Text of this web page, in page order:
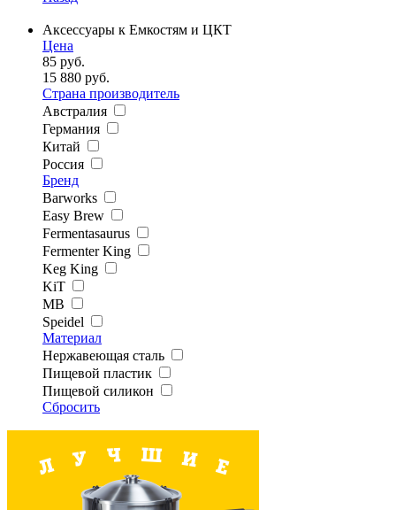
Аксессуары к Емкостям и ЦКТ
Цена
85 руб.
15 880 руб.
Страна производитель
Австралия
Германия
Китай
Россия
Бренд
Barworks
Easy Brew
Fermentasaurus
Fermenter King
Keg King
KiT
MB
Speidel
Материал
Нержавеющая сталь
Пищевой пластик
Пищевой силикон
Сбросить